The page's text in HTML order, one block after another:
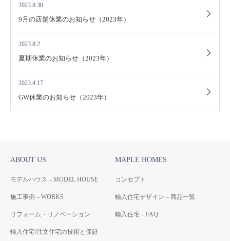
2023.8.30
9月の店舗休業のお知らせ（2023年）
2023.8.2
夏期休業のお知らせ（2023年）
2023.4.17
GW休業のお知らせ（2023年）
ABOUT US
モデルハウス – MODEL HOUSE
施工事例 – WORKS
リフォーム・リノベーション
輸入住宅/注文住宅の技術と保証
MAPLE HOMES
コンセプト
輸入住宅デザイン – 商品一覧
輸入住宅 – FAQ